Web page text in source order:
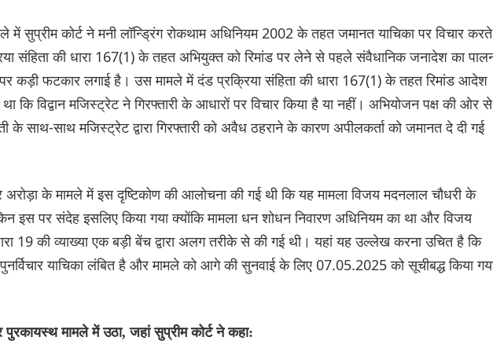
सुप्रीम कोर्ट ने मनी लॉन्ड्रिंग रोकथाम अधिनियम 2002 के तहत जमानत याचिका पर विचार करते
संहिता की धारा 167(1) के तहत अभियुक्त को रिमांड पर लेने से पहले संवैधानिक जनादेश का
कड़ी फटकार लगाई है। उस मामले में दंड प्रक्रिया संहिता की धारा 167(1) के तहत रिमांड आदेश
कि विद्वान मजिस्ट्रेट ने गिरफ्तारी के आधारों पर विचार किया है या नहीं। अभियोजन पक्ष की ओर से
के साथ-साथ मजिस्ट्रेट द्वारा गिरफ्तारी को अवैध ठहराने के कारण अपीलकर्ता को जमानत दे दी गई
के मामले में इस दृष्टिकोण की आलोचना की गई थी कि यह मामला विजय मदनलाल चौधरी के
इस पर संदेह इसलिए किया गया क्योंकि मामला धन शोधन निवारण अधिनियम का था और विजय
19 की व्याख्या एक बड़ी बेंच द्वारा अलग तरीके से की गई थी। यहां यह उल्लेख करना उचित है कि
याचिका लंबित है और मामले को आगे की सुनवाई के लिए 07.05.2025 को सूचीबद्ध किया
पुरकायस्थ मामले में उठा, जहां सुप्रीम कोर्ट ने कहा: